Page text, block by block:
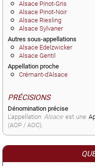
Alsace Pinot-Gris
Alsace Pinot-Noir
Alsace Riesling
Alsace Sylvaner
Autres sous-appellations
Alsace Edelzwicker
Alsace Gentil
Appellation proche
Crémant-d'Alsace
PRÉCISIONS
Dénomination précise
L'appellation Alsaceest une
(AOP / AOC).